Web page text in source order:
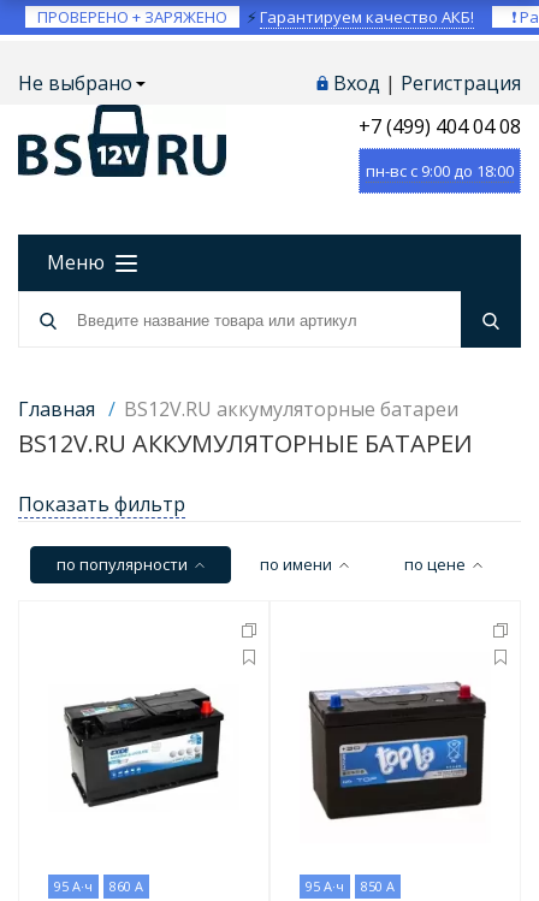
ПРОВЕРЕНО + ЗАРЯЖЕНО ⚡Гарантируем качество АКБ! ❗
Не выбрано Вход | Регистрация
+7 (499) 404 04 08
пн-вс с 9:00 до 18:00
Меню
Главная / BS12V.RU аккумуляторные батареи
BS12V.RU АККУМУЛЯТОРНЫЕ БАТАРЕИ
Показать фильтр
по популярности по имени по цене
95 А·ч 860 А 95 А·ч 850 А